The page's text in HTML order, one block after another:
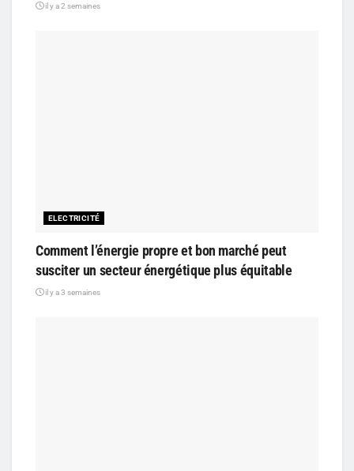
il y a 2 semaines
ELECTRICITÉ
Comment l’énergie propre et bon marché peut
susciter un secteur énergétique plus équitable
il y a 3 semaines